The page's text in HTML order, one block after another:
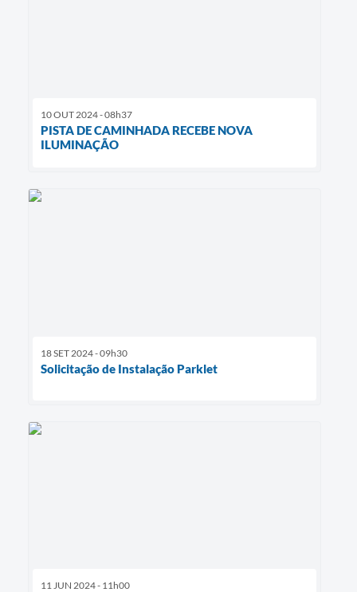
10 OUT 2024 - 08h37
PISTA DE CAMINHADA RECEBE NOVA
ILUMINAÇÃO
18 SET 2024 - 09h30
Solicitação de Instalação Parklet
11 JUN 2024 - 11h00